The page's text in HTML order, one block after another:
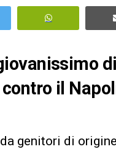
il
genitori di